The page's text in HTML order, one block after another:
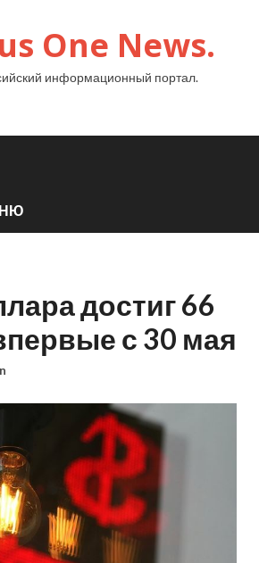
One News.
информационный портал.
достиг 66
с 30 мая